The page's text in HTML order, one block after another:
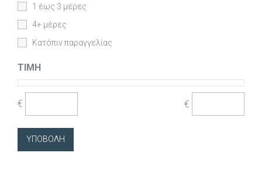
1 έως 3 μέρες
4+ μέρες
Κατόπιν παραγγελίας
ΤΙΜΉ
€ €